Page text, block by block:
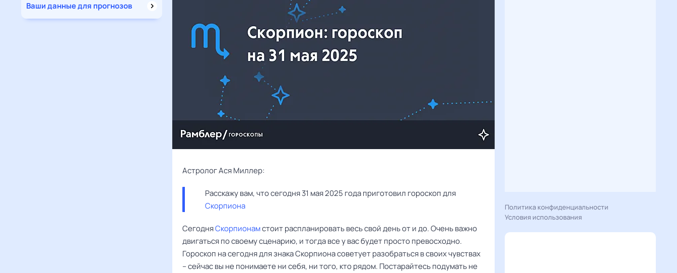
Ваши данные для прогнозов
Астролог Ася Миллер:
Скорпиона
СегодняСкорпионамстоит распланировать весь свой день от и до. Очень важно
двигаться по своему сценарию, и тогда все у вас будет просто превосходно.
Гороскоп на сегодня для знака Скорпиона советует разобраться в своих чувствах
– сейчас вы не понимаете ни себя, ни того, кто рядом. Постарайтесь подумать не
Политика конфиденциальности
Условия использования